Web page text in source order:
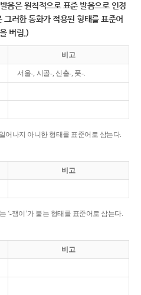
음은 원칙적으로 표준 발음으로 인정
러한 동화가 적용된 형태를 표준어
버림.)
비고
서울-, 시골-, 신출-, 풋-.
어나지 아니한 형태를 표준어로 삼는다.
비고
‘-쟁이’가 붙는 형태를 표준어로 삼는다.
비고